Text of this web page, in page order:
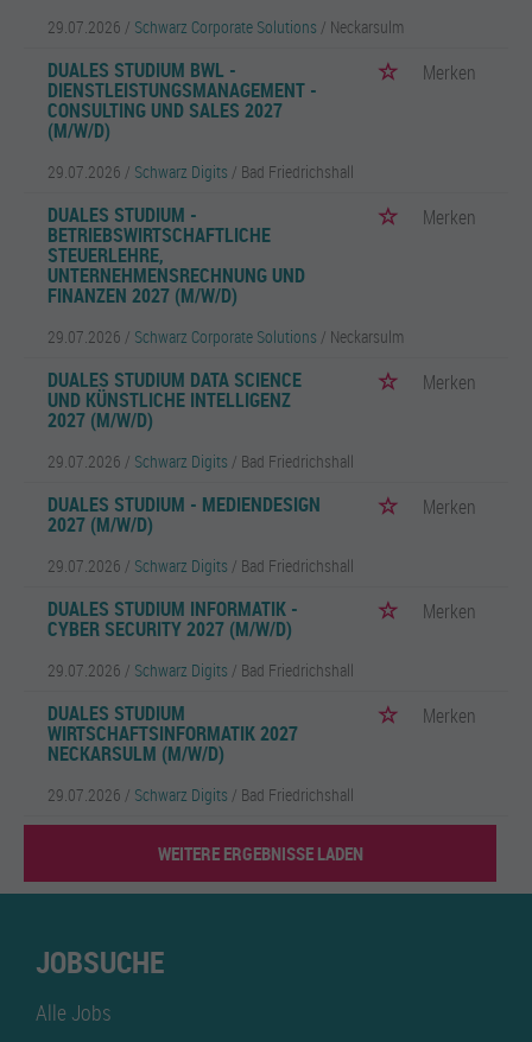
29.07.2026 / Schwarz Corporate Solutions / Neckarsulm
DUALES STUDIUM BWL -
DIENSTLEISTUNGSMANAGEMENT -
CONSULTING UND SALES 2027
(M/W/D)
Merken
29.07.2026 / Schwarz Digits / Bad Friedrichshall
DUALES STUDIUM -
BETRIEBSWIRTSCHAFTLICHE
STEUERLEHRE,
UNTERNEHMENSRECHNUNG UND
FINANZEN 2027 (M/W/D)
Merken
29.07.2026 / Schwarz Corporate Solutions / Neckarsulm
DUALES STUDIUM DATA SCIENCE
UND KÜNSTLICHE INTELLIGENZ
2027 (M/W/D)
Merken
29.07.2026 / Schwarz Digits / Bad Friedrichshall
DUALES STUDIUM - MEDIENDESIGN
2027 (M/W/D)
Merken
29.07.2026 / Schwarz Digits / Bad Friedrichshall
DUALES STUDIUM INFORMATIK -
CYBER SECURITY 2027 (M/W/D)
Merken
29.07.2026 / Schwarz Digits / Bad Friedrichshall
DUALES STUDIUM
WIRTSCHAFTSINFORMATIK 2027
NECKARSULM (M/W/D)
Merken
29.07.2026 / Schwarz Digits / Bad Friedrichshall
WEITERE ERGEBNISSE LADEN
JOBSUCHE
Alle Jobs